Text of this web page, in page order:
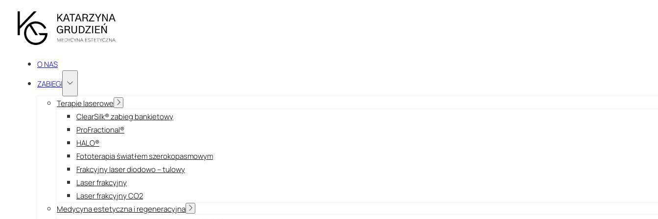
O NAS
ZABIEGI
Terapie laserowe
ClearSilk® zabieg bankietowy
ProFractional®
HALO®
Fototerapia światłem szerokopasmowym
Frakcyjny laser diodowo – tulowy
Laser frakcyjny
Laser frakcyjny CO2
Medycyna estetyczna i regeneracyjna